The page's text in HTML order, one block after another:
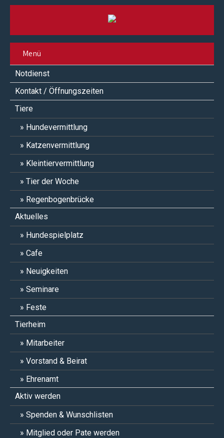
Menü
Notdienst
Kontakt / Öffnungszeiten
Tiere
Hundevermittlung
Katzenvermittlung
Kleintiervermittlung
Tier der Woche
Regenbogenbrücke
Aktuelles
Hundespielplatz
Cafe
Neuigkeiten
Seminare
Feste
Tierheim
Mitarbeiter
Vorstand & Beirat
Ehrenamt
Aktiv werden
Spenden & Wunschlisten
Mitglied oder Pate werden